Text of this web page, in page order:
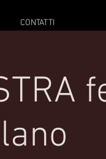
CONTATTI